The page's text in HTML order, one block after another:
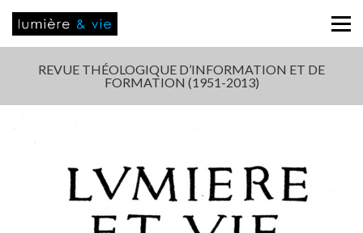
REVUE THÉOLOGIQUE D’INFORMATION ET DE
FORMATION (1951-2013)